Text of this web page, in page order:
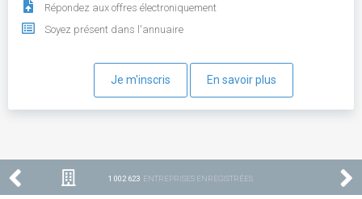
Répondez aux offres électroniquement
Soyez présent dans l'annuaire
Je m'inscris En savoir plus
1 002 623 ENTREPRISES ENREGISTRÉES